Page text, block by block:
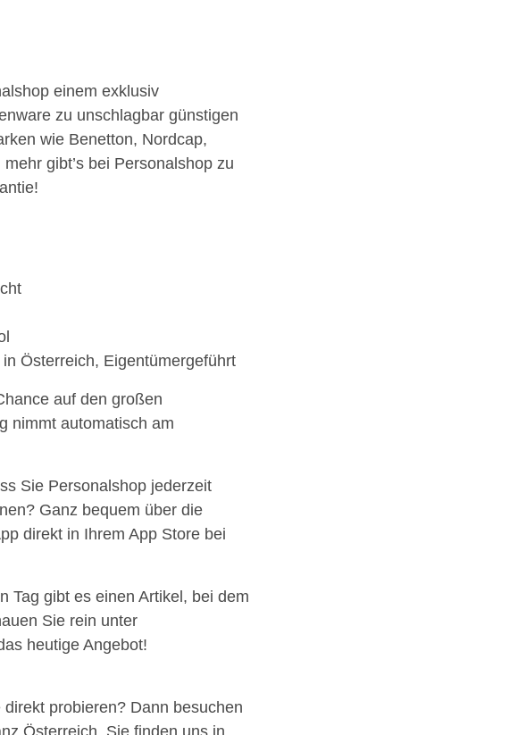
einem exklusiv
zu unschlagbar günstigen
wie Benetton, Nordcap,
gibt’s bei Personalshop zu
Österreich, Eigentümergeführt
auf den großen
nimmt automatisch am
Sie Personalshop jederzeit
Ganz bequem über die
direkt in Ihrem App Store bei
Tag gibt es einen Artikel, bei dem
Sie rein unter
heutige Angebot!
probieren? Dann besuchen
Österreich. Sie finden uns in